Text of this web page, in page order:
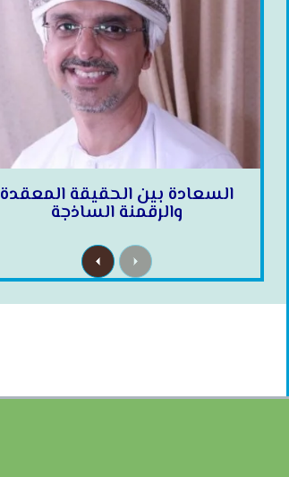
السعادة بين الحقيقة المعقدة
والرقمنة الساذجة
P
r
v
N
e
t